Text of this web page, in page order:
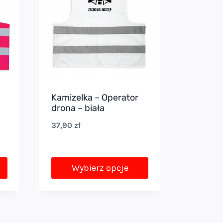
Kamizelka – Operator
drona – biała
37,90 zł
Wybierz opcje